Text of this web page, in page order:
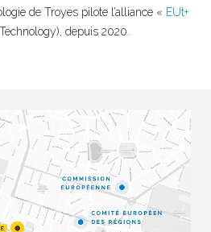
de Troyes pilote l’alliance « EUt+
depuis 2020.